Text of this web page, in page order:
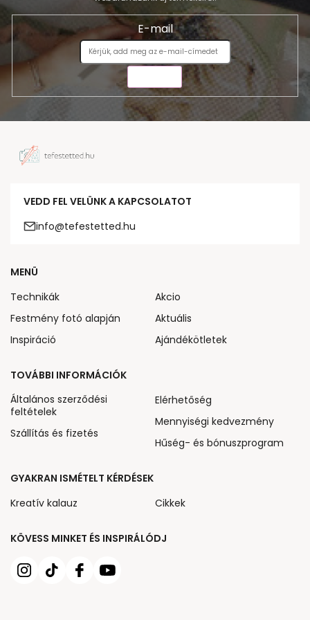
E-mail
VEDD FEL VELÜNK A KAPCSOLATOT
info@tefestetted.hu
KÖVESS MINKET ÉS INSPIRÁLÓDJ
MENÜ
Technikák
Festmény fotó alapján
Inspiráció
Akcio
Aktuális
Ajándékötletek
TOVÁBBI INFORMÁCIÓK
Általános szerződési
feltételek
Szállítás és fizetés
Elérhetőség
Mennyiségi kedvezmény
Hűség- és bónuszprogram
GYAKRAN ISMÉTELT KÉRDÉSEK
Kreatív kalauz
Cikkek